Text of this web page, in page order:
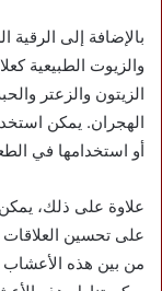
بالإضافة إلى
والزيوت الطبيعية
الزيتون والزعتر
الهجران. يمكن
أو استخدامها في
علاوة على ذلك، يمكن
على تحسين العلاقات
من بين هذه الأعشاب